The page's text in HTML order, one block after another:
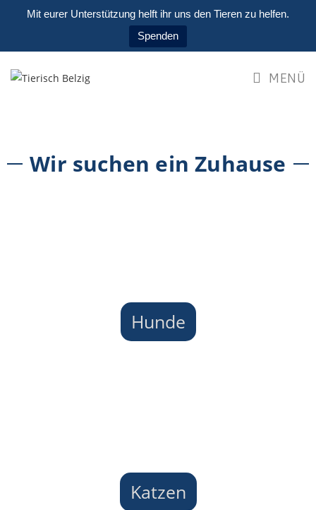
Mit eurer Unterstützung helft ihr uns den Tieren zu helfen.
Spenden
MENÜ
Wir suchen ein Zuhause
Hunde
Katzen